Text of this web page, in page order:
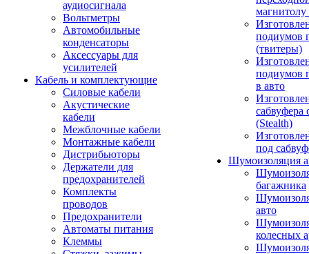
аудиосигнала
Вольтметры
Автомобильные
конденсаторы
Аксессуары для
усилителей
Кабель и комплектующие
Силовые кабели
Акустические
кабели
Межблочные кабели
Монтажные кабели
Дистрибьюторы
Держатели для
предохранителей
Комплекты
проводов
Предохранители
Автоматы питания
Клеммы
подиумов
(твитеры)
подиумов
в авто
сабвуфера
(Stealth)
под
Шумоизоляция
багажника
авто
колесных